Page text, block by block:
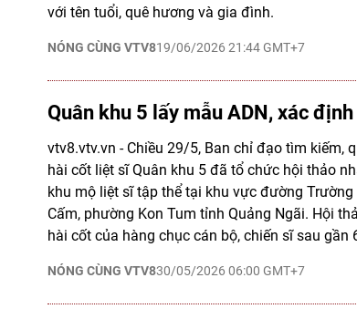
NÓNG CÙNG VTV819/06/2026 21:44 GMT+7
với tên tuổi, quê hương và gia đình.
Quân khu 5 lấy mẫu ADN, xác
NÓNG CÙNG VTV830/05/2026 06:00 GMT+7
vtv8.vtv.vn - Chiều 29/5, Ban chỉ đạo tìm kiếm,
hài cốt liệt sĩ Quân khu 5 đã tổ chức hội thảo
khu mộ liệt sĩ tập thể tại khu vực đường
Cấm, phường Kon Tum tỉnh Quảng Ngãi. Hội
hài cốt của hàng chục cán bộ, chiến sĩ sau